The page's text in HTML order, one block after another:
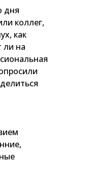
дня
коллег,
как
ли на